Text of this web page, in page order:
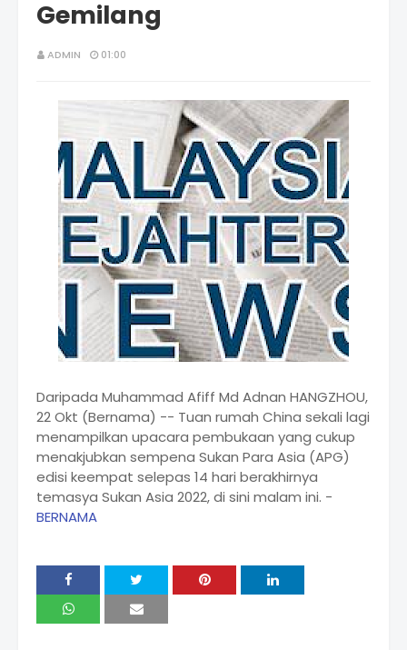
Gemilang
ADMIN 01:00
Daripada Muhammad Afiff Md Adnan HANGZHOU,
22 Okt (Bernama) -- Tuan rumah China sekali lagi
menampilkan upacara pembukaan yang cukup
menakjubkan sempena Sukan Para Asia (APG)
edisi keempat selepas 14 hari berakhirnya
temasya Sukan Asia 2022, di sini malam ini. -
BERNAMA